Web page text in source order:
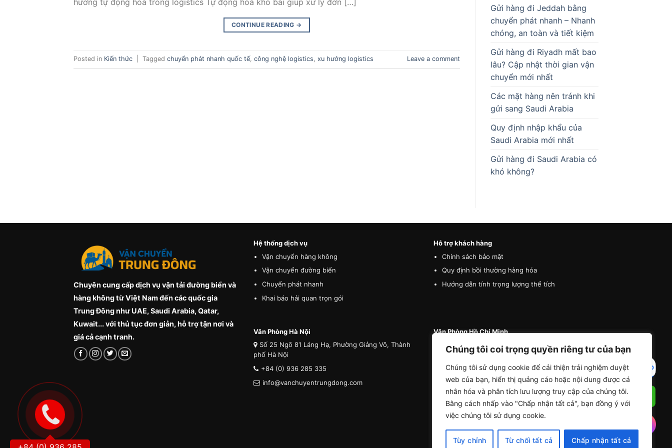
Chúng tôi coi trọng quyền riêng tư của bạn
Chúng tôi sử dụng cookie để cải thiện trải nghiệm duyệt
web của bạn, hiển thị quảng cáo hoặc nội dung được cá
nhân hóa và phân tích lưu lượng truy cập của chúng tôi.
Bằng cách nhấp vào "Chấp nhận tất cả", bạn đồng ý với
việc chúng tôi sử dụng cookie.
Tùy chỉnh Từ chối tất cả Chấp nhận tất cả
CONTINUE READING →
Posted in Kiến thức Tagged chuyển phát nhanh quốc tế, công nghệ logistics, xu hướng logistics Leave a comment
Gửi hàng đi Jeddah bằng
chuyển phát nhanh – Nhanh
chóng, an toàn và tiết kiệm
Gửi hàng đi Riyadh mất bao
lâu? Cập nhật thời gian vận
chuyển mới nhất
Các mặt hàng nên tránh khi
gửi sang Saudi Arabia
Quy định nhập khẩu của
Saudi Arabia mới nhất
Gửi hàng đi Saudi Arabia có
khó không?
Chuyên cung cấp dịch vụ vận tải đường biển và
hàng không từ Việt Nam đến các quốc gia
Trung Đông như UAE, Saudi Arabia, Qatar,
Kuwait... với thủ tục đơn giản, hỗ trợ tận nơi và
giá cả cạnh tranh.
Hệ thống dịch vụ
Vận chuyển hàng không
Vận chuyển đường biển
Chuyển phát nhanh
Khai báo hải quan trọn gói
Hỗ trợ khách hàng
Chính sách bảo mật
Quy định bồi thường hàng hóa
Hướng dẫn tính trọng lượng thể tích
Văn Phòng Hà Nội
Số 25 Ngõ 81 Láng Hạ, Phường Giảng Võ, Thành
phố Hà Nội
+84 (0) 936 285 335
info@vanchuyentrungdong.com
Văn Phòng Hồ Chí Minh
Số 87 Đường A4 (K300), Phường Bảy Hiền, Thành
phố Hồ Chí Minh
+84 (0) 936 285 335
info@vanchuyentrungdong.com